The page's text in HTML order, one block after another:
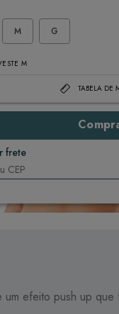
M G
M
TABELA DE
frete
um efeito push up